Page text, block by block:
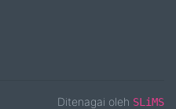
Ditenagai oleh SLiMS